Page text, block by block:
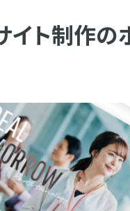
イト制作の